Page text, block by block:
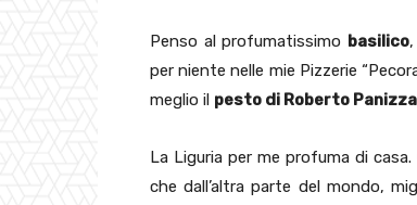
Penso al profumatissimo basilico,
per niente nelle mie Pizzerie
meglio il pesto di Roberto Panizza
La Liguria per me profuma di
che dall’altra parte del mondo,